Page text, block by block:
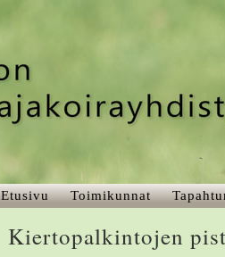
Etusivu Toimikunnat
Kiertopalkintojen